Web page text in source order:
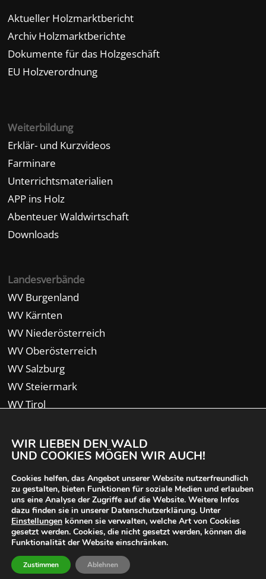
Aktueller Holzmarktbericht
Archiv Holzmarktberichte
Dokumente für das Holzgeschäft
EU Holzverordnung
Weiterbildung
Erklär- und Kurzvideos
Farminare
Unterrichtsmaterialien
APP ins Holz
Abenteuer Waldwirtschaft
Downloads
Landesverbände
WV Burgenland
WV Kärnten
WV Niederösterreich
WV Oberösterreich
WV Salzburg
WV Steiermark
WV Tirol
iService
WIR LIEBEN DEN WALD
UND COOKIES MÖGEN WIR AUCH!
Cookies helfen, das Angebot unserer Website nutzerfreundlich
zu gestalten, bieten Funktionen für soziale Medien und erlauben
uns eine Analyse der Zugriffe auf die Website. Weitere Infos
dazu finden sie in unserer Datenschutzerklärung. Unter
Einstellungen können sie verwalten, welche Art von Cookies
gesetzt werden. Cookies, die nicht gesetzt werden, können die
Funktionalität der Website einschränken.
Zustimmen Ablehnen